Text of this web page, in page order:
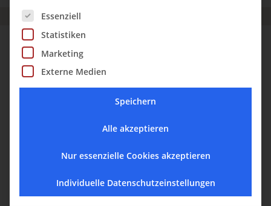
Es folgt eine Liste der Service-Gruppen, für die eine
Essenziell
Statistiken
Marketing
Externe Medien
Speichern
Alle akzeptieren
Nur essenzielle Cookies akzeptieren
Individuelle Datenschutzeinstellungen